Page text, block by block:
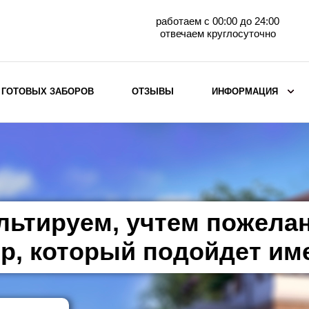
работаем с 00:00 до 24:00
отвечаем круглосуточно
горизонтального
Металлические заборы для дачи
Забор жалюзи с кирпичными столбами
Металлические заборы
Металлические ограждения
ГОТОВЫХ ЗАБОРОВ ОТЗЫВЫ ИНФОРМАЦИЯ
учтем
который подойдет